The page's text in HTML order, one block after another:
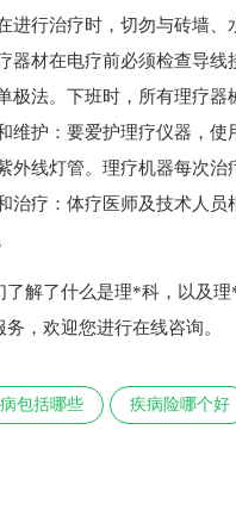
进行治疗时，切勿与砖墙、
器材在电疗前必须检查导
极法。下班时，所有理疗器
维护：要爱护理疗仪器，
外线灯管。理疗机器每次治
治疗：体疗医师及技术人
了解了什么是理*科，以及
，欢迎您进行在线咨询。
包括哪些 疾病险哪个好